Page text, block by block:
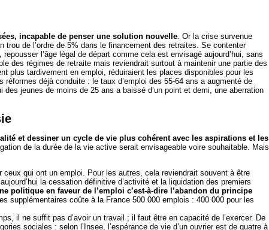
incapable de penser une solution nouvelle. Or la crise survenue
de l’ordre de 5% dans le financement des retraites. Se contenter
l’âge légal de départ comme cela est envisagé aujourd’hui, sans
des régimes de retraite mais reviendrait surtout à maintenir une partie des
plus tardivement en emploi, réduiraient les places disponibles pour les
déjà conduite : le taux d’emploi des 55-64 ans a augmenté de
jeunes de moins de 25 ans a baissé d’un point et demi, une aberration
et dessiner un cycle de vie plus cohérent avec les aspirations et les
de la durée de la vie active serait envisageable voire souhaitable. Mais
ceux qui ont un emploi. Pour les autres, cela reviendrait souvent à être
la cessation définitive d’activité et la liquidation des premiers
politique en faveur de l’emploi c’est-à-dire l’abandon du principe
supplémentaires coûte à la France 500 000 emplois : 400 000 pour les
il ne suffit pas d’avoir un travail ; il faut être en capacité de l’exercer. De
sociales : selon l’Insee, l’espérance de vie d’un ouvrier est de quatre à